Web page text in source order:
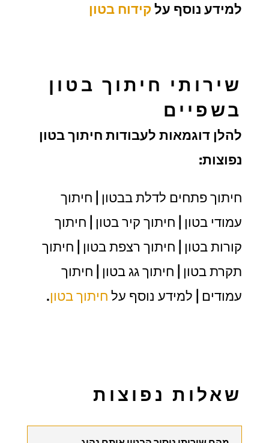
למידע נוסף עלקידוח בטון
שירותי חיתוך בטון
בשפיים
להלן דוגמאות לעבודות חיתוך בטון
נפוצות:
חיתוך פתחים לדלת בבטון | חיתוך
עמודי בטון | חיתוך קיר בטון | חיתוך
קורות בטון | חיתוך רצפת בטון | חיתוך
תקרת בטון | חיתוך גג בטון | חיתוך
עמודים | למידע נוסף על חיתוך בטון.
שאלות נפוצות